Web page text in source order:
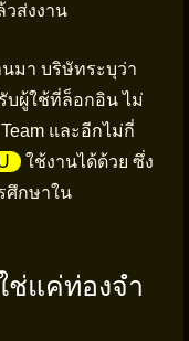
วส่งงาน
มา บริษัทระบุว่า
บผู้ใช้ที่ล็อกอิน ไม่
และอีกไม่กี่
ใช้งานได้ด้วย ซึ่ง
ศึกษาใน
ช่แค่ท่องจำ